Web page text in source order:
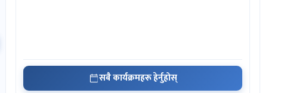
सबै कार्यक्रमहरू हेर्नुहोस्